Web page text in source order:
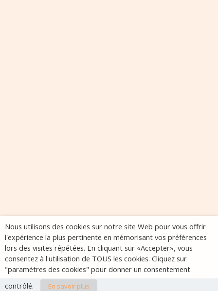
Nous utilisons des cookies sur notre site Web pour vous offrir
l'expérience la plus pertinente en mémorisant vos préférences
lors des visites répétées. En cliquant sur «Accepter», vous
consentez à l'utilisation de TOUS les cookies. Cliquez sur
"paramètres des cookies" pour donner un consentement
contrôlé.
En savoir plus